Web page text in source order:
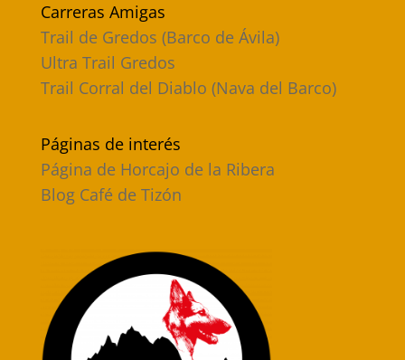
Carreras Amigas
Trail de Gredos (Barco de Ávila)
Ultra Trail Gredos
Trail Corral del Diablo (Nava del Barco)
Páginas de interés
Página de Horcajo de la Ribera
Blog Café de Tizón